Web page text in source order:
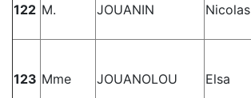
122 M. JOUANIN Nicolas
123 Mme JOUANOLOU Elsa